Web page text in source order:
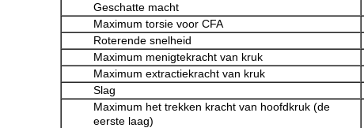
Geschatte macht
Maximum torsie voor CFA
Roterende snelheid
Maximum menigtekracht van kruk
Maximum extractiekracht van kruk
Slag
Maximum het trekken kracht van hoofdkruk (de
eerste laag)